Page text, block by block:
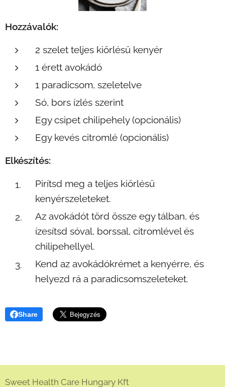
Hozzávalók:
2 szelet teljes kiőrlésű kenyér
1 érett avokádó
1 paradicsom, szeletelve
Só, bors ízlés szerint
Egy csipet chilipehely (opcionális)
Egy kevés citromlé (opcionális)
Elkészítés:
Pirítsd meg a teljes kiőrlésű
kenyérszeleteket.
Az avokádót törd össze egy tálban, és
ízesítsd sóval, borssal, citromlével és
chilipehellyel.
Kend az avokádókrémet a kenyérre, és
helyezd rá a paradicsomszeleteket.
Share
Sweet Health Care Hungary Kft